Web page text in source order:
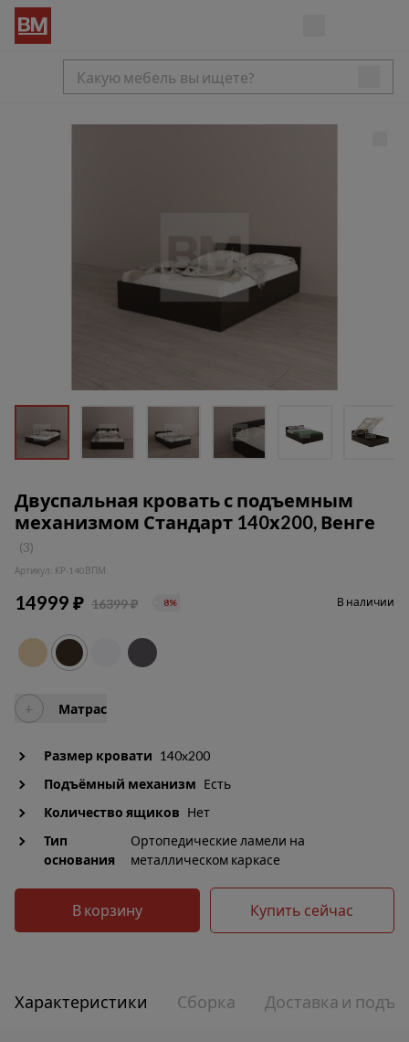
Двуспальная кровать с подъемным
механизмом Стандарт 140х200, Венге
(3)
Артикул: КР-140ВПМ
14999 ₽ 16399 ₽ 8% В наличии
Размер кровати 140x200
Подъёмный механизм Есть
Количество ящиков Нет
Тип
основания
Ортопедические ламели на
металлическом каркасе
+ Матрас
В корзину Купить сейчас
Характеристики Сборка Доставка и